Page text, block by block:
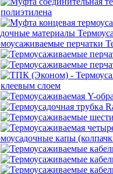
полиэтилена
клеевым слоем